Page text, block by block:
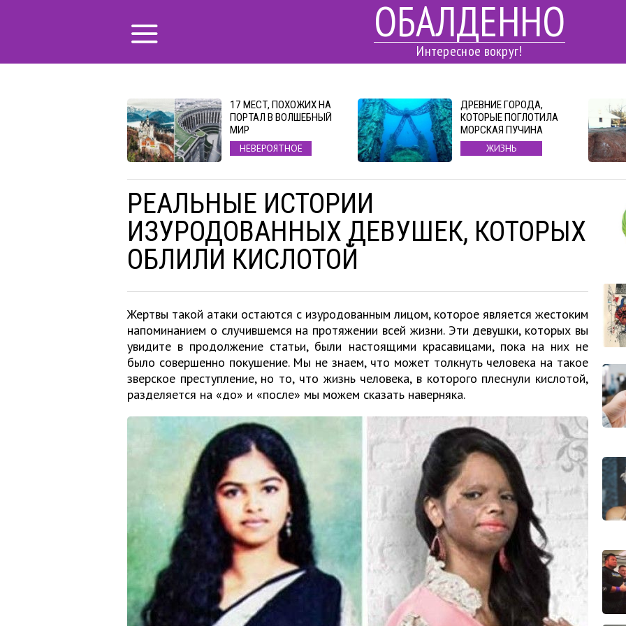
ОБАЛДЕННО
Интересное вокруг!
17 МЕСТ, ПОХОЖИХ НА
ПОРТАЛ В ВОЛШЕБНЫЙ
МИР
НЕВЕРОЯТНОЕ
ДРЕВНИЕ ГОРОДА,
КОТОРЫЕ ПОГЛОТИЛА
МОРСКАЯ ПУЧИНА
ЖИЗНЬ
РЕАЛЬНЫЕ ИСТОРИИ
ИЗУРОДОВАННЫХ ДЕВУШЕК, КОТОРЫХ
ОБЛИЛИ КИСЛОТОЙ
Жертвы такой атаки остаются с изуродованным лицом, которое является жестоким
напоминанием о случившемся на протяжении всей жизни. Эти девушки, которых вы
увидите в продолжение статьи, были настоящими красавицами, пока на них не
было совершенно покушение. Мы не знаем, что может толкнуть человека на такое
зверское преступление, но то, что жизнь человека, в которого плеснули кислотой,
разделяется на «до» и «после» мы можем сказать наверняка.